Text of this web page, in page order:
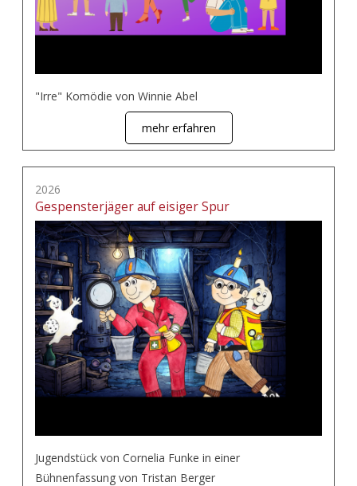
"Irre" Komödie von Winnie Abel
mehr erfahren
2026
Gespensterjäger auf eisiger Spur
Jugendstück von Cornelia Funke in einer
Bühnenfassung von Tristan Berger